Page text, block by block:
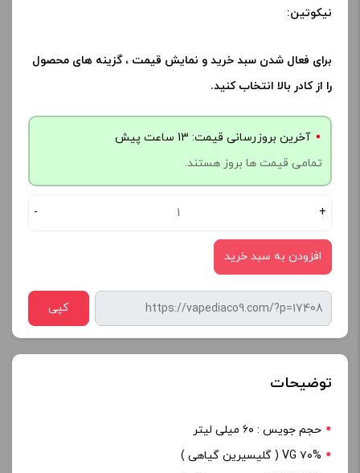
نیکوتین:
برای فعال شدن سبد خرید و نمایش قیمت ، گزینه های محصول
را از کادر بالا انتخاب کنید.
آخرین بروزرسانی قیمت: 13 ساعت پیش
تمامی قیمت ها بروز هستند.
- +
افزودن به سبد خرید
کپی
توضیحات
حجم جویس : ۶۰ میلی لیتر
۷۰% VG ( گلیسیرین گیاهی )